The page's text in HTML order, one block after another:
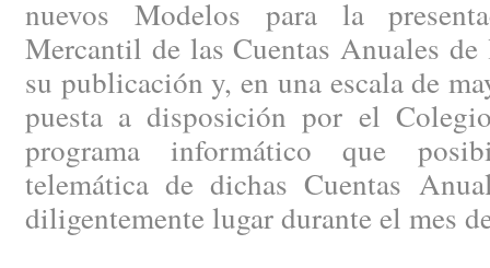
nuevos Modelos para la
Mercantil de las Cuentas Anuales
su publicación y, en una escala de
puesta a disposición por el
programa informático que
telemática de dichas Cuentas
diligentemente lugar durante el mes